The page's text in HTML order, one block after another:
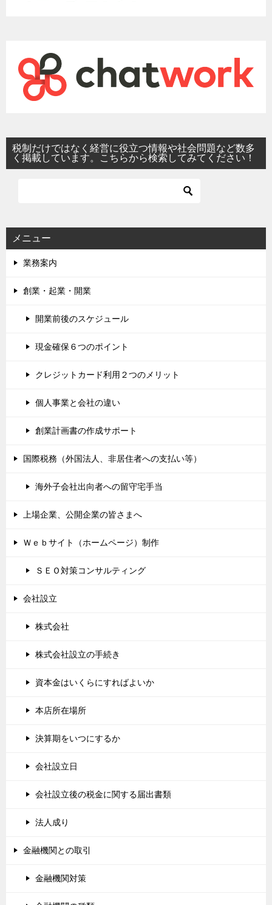
税制だけではなく経営に役立つ情報や社会問題など数多
く掲載しています。こちらから検索してみてください！
メニュー
業務案内
創業・起業・開業
開業前後のスケジュール
現金確保６つのポイント
クレジットカード利用２つのメリット
個人事業と会社の違い
創業計画書の作成サポート
国際税務（外国法人、非居住者への支払い等）
海外子会社出向者への留守宅手当
上場企業、公開企業の皆さまへ
Ｗｅｂサイト（ホームページ）制作
ＳＥＯ対策コンサルティング
会社設立
株式会社
株式会社設立の手続き
資本金はいくらにすればよいか
本店所在場所
決算期をいつにするか
会社設立日
会社設立後の税金に関する届出書類
法人成り
金融機関との取引
金融機関対策